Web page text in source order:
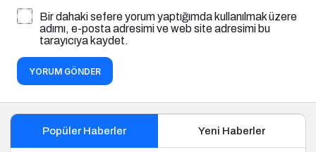
Bir dahaki sefere yorum yaptığımda kullanılmak üzere
adımı, e-posta adresimi ve web site adresimi bu
tarayıcıya kaydet.
YORUM GÖNDER
Popüler Haberler Yeni Haberler